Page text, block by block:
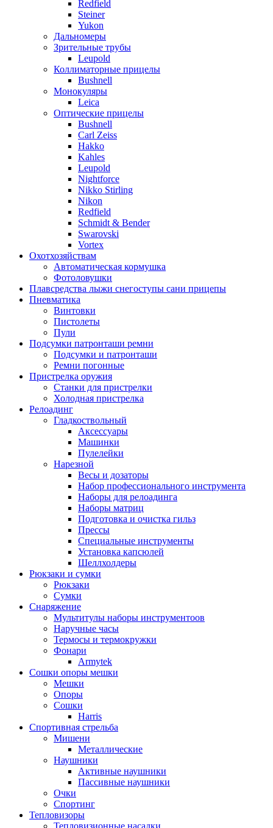
Redfield
Steiner
Yukon
Дальномеры
Зрительные трубы
Leupold
Коллиматорные прицелы
Bushnell
Монокуляры
Leica
Оптические прицелы
Bushnell
Carl Zeiss
Hakko
Kahles
Leupold
Nightforce
Nikko Stirling
Nikon
Redfield
Schmidt & Bender
Swarovski
Vortex
Охотхозяйствам
Автоматическая кормушка
Фотоловушки
Плавсредства лыжи снегоступы сани прицепы
Пневматика
Винтовки
Пистолеты
Пули
Подсумки патронташи ремни
Подсумки и патронташи
Ремни погонные
Пристрелка оружия
Станки для пристрелки
Холодная пристрелка
Релоадинг
Гладкоствольный
Аксессуары
Машинки
Пулелейки
Нарезной
Весы и дозаторы
Набор профессионального инструмента
Наборы для релоадинга
Наборы матриц
Подготовка и очистка гильз
Прессы
Специальные инструменты
Установка капсюлей
Шеллхолдеры
Рюкзаки и сумки
Рюкзаки
Сумки
Снаряжение
Мультитулы наборы инструментоов
Наручные часы
Термосы и термокружки
Фонари
Armytek
Сошки опоры мешки
Мешки
Опоры
Сошки
Harris
Спортивная стрельба
Мишени
Металлические
Наушники
Активные наушники
Пассивные наушники
Очки
Спортинг
Тепловизоры
Тепловизионные насадки